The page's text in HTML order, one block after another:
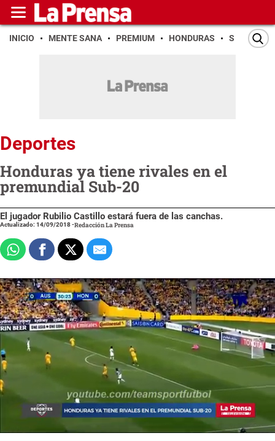
INICIO MENTE SANA PREMIUM HONDURAS SAN PEDRO
Deportes
Honduras ya tiene rivales en el
premundial Sub-20
El jugador Rubilio Castillo estará fuera de las canchas.
Actualizado: 14/09/2018-Redacción La Prensa